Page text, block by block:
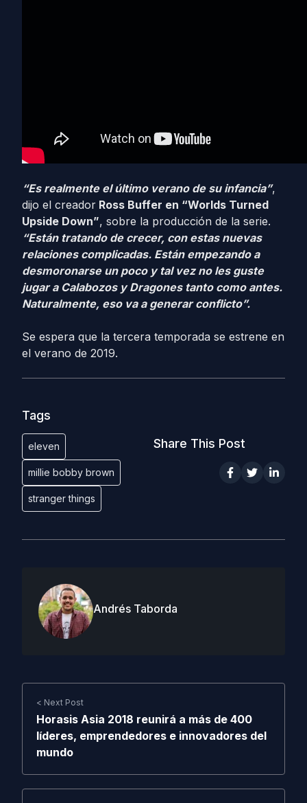
“Es realmente el último verano de su infancia”,
dijo el creador Ross Buffer en “Worlds Turned
Upside Down”, sobre la producción de la serie.
“Están tratando de crecer, con estas nuevas
relaciones complicadas. Están empezando a
desmoronarse un poco y tal vez no les guste
jugar a Calabozos y Dragones tanto como antes.
Naturalmente, eso va a generar conflicto”.
Se espera que la tercera temporada se estrene en
el verano de 2019.
Tags
eleven
millie bobby brown
stranger things
Share This Post
Andrés Taborda
< Next Post
Horasis Asia 2018 reunirá a más de 400
líderes, emprendedores e innovadores del
mundo